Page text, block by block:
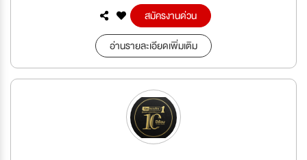
สมัครงานด่วน
อ่านรายละเอียดเพิ่มเติม